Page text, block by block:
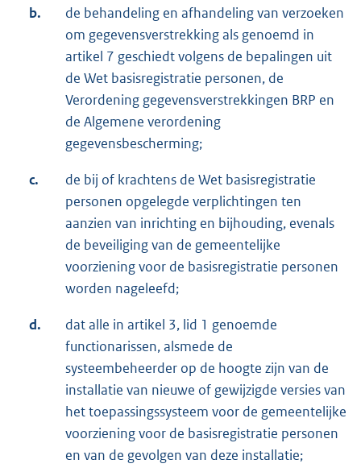
b.
de behandeling en afhandeling van verzoeken
om gegevensverstrekking als genoemd in
artikel 7 geschiedt volgens de bepalingen uit
de Wet basisregistratie personen, de
Verordening gegevensverstrekkingen BRP en
de Algemene verordening
gegevensbescherming;
c.
de bij of krachtens de Wet basisregistratie
personen opgelegde verplichtingen ten
aanzien van inrichting en bijhouding, evenals
de beveiliging van de gemeentelijke
voorziening voor de basisregistratie personen
worden nageleefd;
d.
dat alle in artikel 3, lid 1 genoemde
functionarissen, alsmede de
systeembeheerder op de hoogte zijn van de
installatie van nieuwe of gewijzigde versies van
het toepassingssysteem voor de gemeentelijke
voorziening voor de basisregistratie personen
en van de gevolgen van deze installatie;